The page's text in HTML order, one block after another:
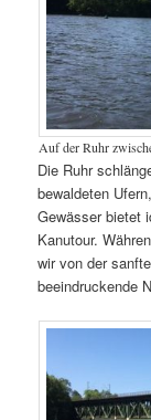
Auf der Ruhr
Die Ruhr
bewaldeten
Gewässer bietet
Kanutour.
wir von der
beeindruckende